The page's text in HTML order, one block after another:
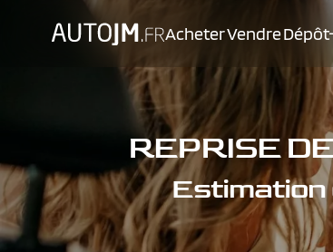
AcheterVendre
REPRISE
Estimation